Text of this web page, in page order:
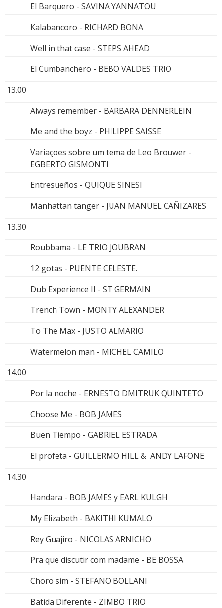
El Barquero - SAVINA YANNATOU
Kalabancoro - RICHARD BONA
Well in that case - STEPS AHEAD
El Cumbanchero - BEBO VALDES TRIO
13.00
Always remember - BARBARA DENNERLEIN
Me and the boyz - PHILIPPE SAISSE
Variaçoes sobre um tema de Leo Brouwer -
EGBERTO GISMONTI
Entresueños - QUIQUE SINESI
Manhattan tanger - JUAN MANUEL CAÑIZARES
13.30
Roubbama - LE TRIO JOUBRAN
12 gotas - PUENTE CELESTE.
Dub Experience II - ST GERMAIN
Trench Town - MONTY ALEXANDER
To The Max - JUSTO ALMARIO
Watermelon man - MICHEL CAMILO
14.00
Por la noche - ERNESTO DMITRUK QUINTETO
Choose Me - BOB JAMES
Buen Tiempo - GABRIEL ESTRADA
El profeta - GUILLERMO HILL & ANDY LAFONE
14.30
Handara - BOB JAMES y EARL KULGH
My Elizabeth - BAKITHI KUMALO
Rey Guajiro - NICOLAS ARNICHO
Pra que discutir com madame - BE BOSSA
Choro sim - STEFANO BOLLANI
Batida Diferente - ZIMBO TRIO